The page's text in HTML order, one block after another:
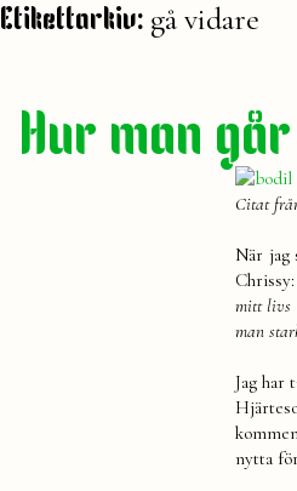
Etikettarkiv: gå vidare
Hur man
Citat
När jag
Chrissy:
mitt livs
man
Jag har
nytta